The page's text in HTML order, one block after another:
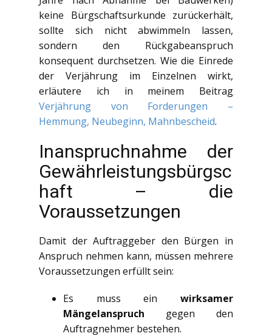
keine Bürgschaftsurkunde zurückerhält,
sollte sich nicht abwimmeln lassen,
sondern den Rückgabeanspruch
konsequent durchsetzen. Wie die Einrede
der Verjährung im Einzelnen wirkt,
erläutere ich in meinem Beitrag
Verjährung von Forderungen –
Hemmung, Neubeginn, Mahnbescheid.
Inanspruchnahme der
Gewährleistungsbürgsc
haft – die
Voraussetzungen
Damit der Auftraggeber den Bürgen in
Anspruch nehmen kann, müssen mehrere
Voraussetzungen erfüllt sein:
Es muss ein wirksamer
Mängelanspruch gegen den
Auftragnehmer bestehen.